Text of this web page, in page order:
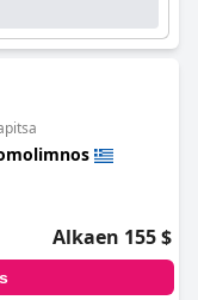
Alkaen 155 $